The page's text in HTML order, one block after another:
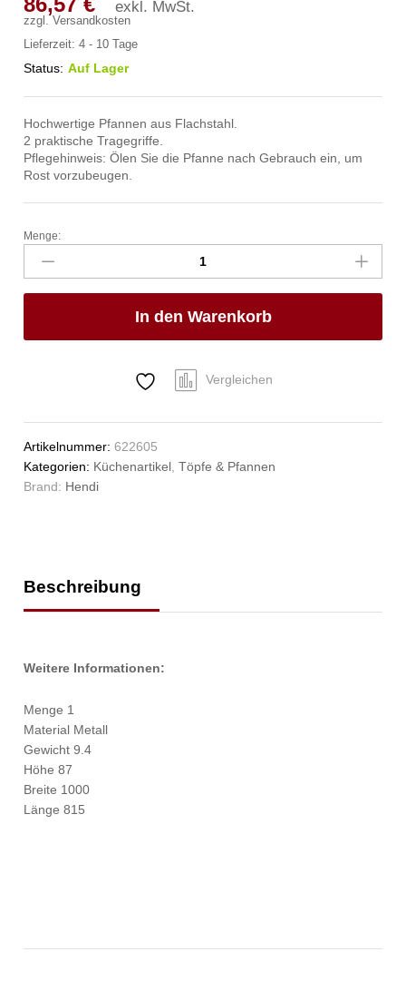
exkl. MwSt.
zzgl.Versandkosten
Lieferzeit:4 - 10 Tage
Status: Auf Lager
Hochwertige Pfannen aus Flachstahl.
2 praktische Tragegriffe.
Pflegehinweis: Ölen Sie die Pfanne nach Gebrauch ein, um
Rost vorzubeugen.
Paellapfanne,
HENDI,
Geeignet
für
146804,
Menge:
In den Warenkorb
Vergleichen
Artikelnummer:622605
Kategorien: Küchenartikel ,Töpfe & Pfannen
Brand: Hendi
Beschreibung
Weitere Informationen:
Menge 1
Material Metall
Gewicht 9.4
Höhe 87
Breite 1000
Länge 815